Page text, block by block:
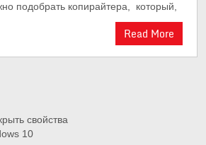
подобрать копирайтера, который,
Read More
свойства
10